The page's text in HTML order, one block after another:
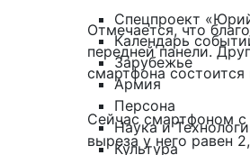
Спецпроект
Календарь
Зарубежье
Армия
Персона
Наука и
Культура
Отмечается, что
передней панели.
смартфона
Сейчас смартфоном
выреза у него равен